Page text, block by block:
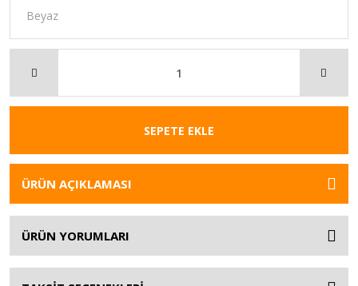
SEPETE EKLE
ÜRÜN AÇIKLAMASI
ÜRÜN YORUMLARI